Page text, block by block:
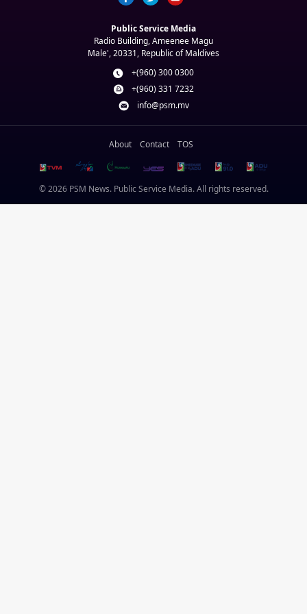
Public Service Media
Radio Building, Ameenee Magu
Male', 20331, Republic of Maldives
+(960) 300 0300
+(960) 331 7232
info@psm.mv
About Contact TOS
© 2026 PSM News. Public Service Media. All rights reserved.